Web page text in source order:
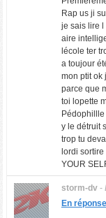
Rap us ji
je sais lire l
aire
lécole ter
a toujour
mon ptit ok
parce que
toi lopette
y le détruit
trop tu
lordi
YOUR
storm-dv-
En